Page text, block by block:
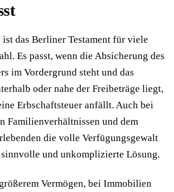
das Berliner Testament für viele
Es passt, wenn die Absicherung des
im Vordergrund steht und das
oder nahe der Freibeträge liegt,
Erbschaftsteuer anfällt. Auch bei
Familienverhältnissen und dem
die volle Verfügungsgewalt
sinnvolle und unkomplizierte Lösung.
Vermögen, bei Immobilien